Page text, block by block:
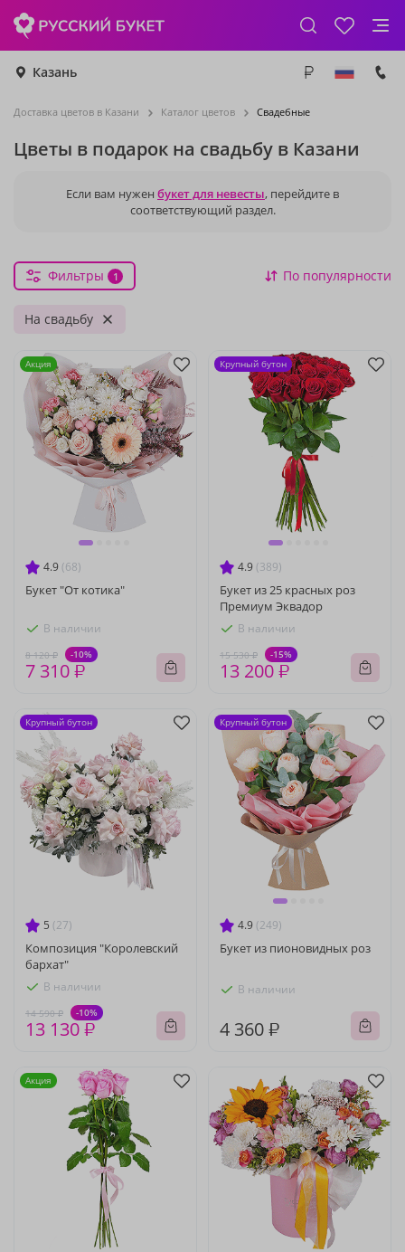
Казань
Доставка цветов в Казани Каталог цветов Свадебные
Цветы в подарок на свадьбу в Казани
Если вам нужен букет для невесты, перейдите в
соответствующий раздел.
Фильтры 1 По популярности
На свадьбу
4.9 (68)
Букет "От котика"
В наличии
8 120 ₽ -10%
7 310 ₽
Акция
4.9 (389)
Букет из 25 красных роз
Премиум Эквадор
В наличии
15 530 ₽ -15%
13 200 ₽
Крупный бутон
5 (27)
Композиция "Королевский
бархат"
В наличии
14 590 ₽ -10%
13 130 ₽
Крупный бутон
4.9 (249)
Букет из пионовидных роз
В наличии
4 360 ₽
Крупный бутон
Акция